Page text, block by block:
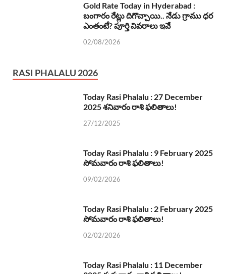
Gold Rate Today in Hyderabad :
బంగారం రేట్లు దిగొచ్చాయి.. నేడు గ్రాము ధర
ఎంతంటే? పూర్తి వివరాలు ఇవే
02/08/2026
RASI PHALALU 2026
Today Rasi Phalalu : 27 December
2025 శనివారం రాశి ఫలితాలు!
27/12/2025
Today Rasi Phalalu : 9 February 2025
సోమవారం రాశి ఫలితాలు!
09/02/2026
Today Rasi Phalalu : 2 February 2025
సోమవారం రాశి ఫలితాలు!
02/02/2026
Today Rasi Phalalu : 11 December